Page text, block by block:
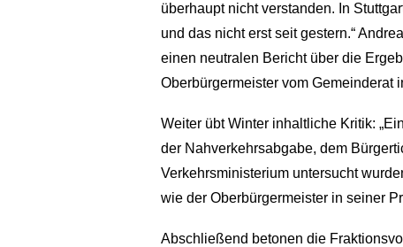
überhaupt nicht verstanden. In
und das nicht erst seit gestern.“
einen neutralen Bericht über die
Oberbürgermeister vom Gemeinderat
Weiter übt Winter inhaltliche Kritik:
der Nahverkehrsabgabe, dem
Verkehrsministerium untersucht
wie der Oberbürgermeister in seiner
Abschließend betonen die